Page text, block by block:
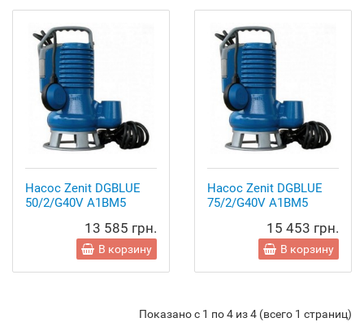
Насос Zenit DGBLUE
50/2/G40V A1BM5
13 585 грн.
В корзину
Насос Zenit DGBLUE
75/2/G40V A1BM5
15 453 грн.
В корзину
Показано с 1 по 4 из 4 (всего 1 страниц)